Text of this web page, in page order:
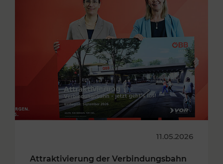
11.05.2026
Attraktivierung der Verbindungsbahn